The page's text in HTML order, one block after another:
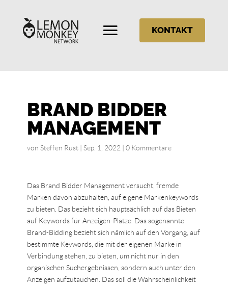
KONTAKT
BRAND BIDDER
MANAGEMENT
von Steffen Rust| Sep. 1, 2022 0 Kommentare
Das Brand Bidder Management versucht, fremde
Marken davon abzuhalten, auf eigene Markenkeywords
zu bieten. Das bezieht sich hauptsächlich auf das Bieten
auf Keywords für Anzeigen-Plätze. Das sogenannte
Brand-Bidding bezieht sich nämlich auf den Vorgang, auf
bestimmte Keywords, die mit der eigenen Marke in
Verbindung stehen, zu bieten, um nicht nur in den
organischen Suchergebnissen, sondern auch unter den
Anzeigen aufzutauchen. Das soll die Wahrscheinlichkeit